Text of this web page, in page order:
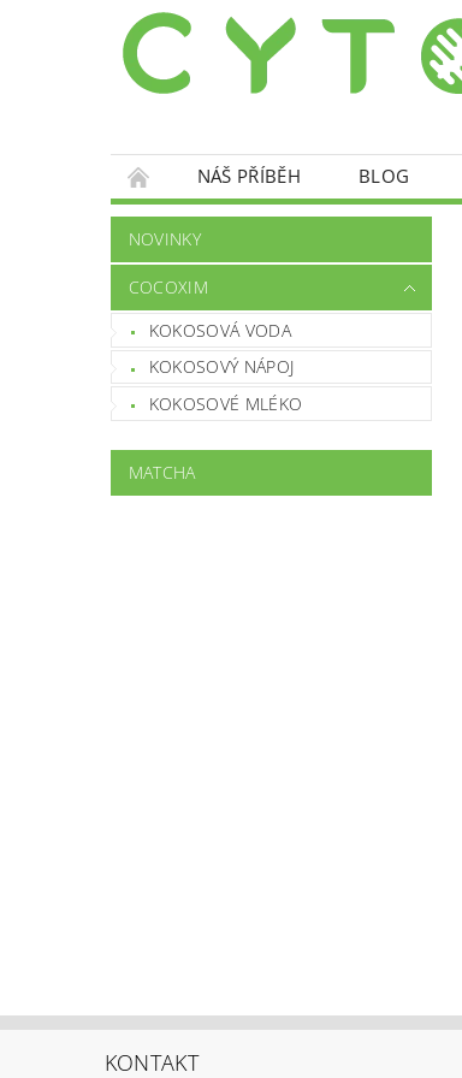
NÁŠ PŘÍBĚH BLOG
NOVINKY
COCOXIM
KOKOSOVÁ VODA
KOKOSOVÝ NÁPOJ
KOKOSOVÉ MLÉKO
MATCHA
KONTAKT